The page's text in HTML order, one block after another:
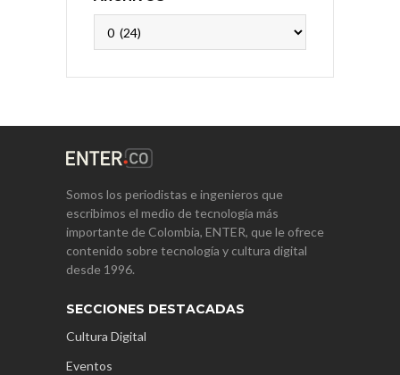
Somos los periodistas e ingenieros que
escribimos el medio de tecnología más
importante de Colombia, ENTER, que le ofrece
contenido sobre tecnología y cultura digital
desde 1996.
SECCIONES DESTACADAS
Cultura Digital
Eventos